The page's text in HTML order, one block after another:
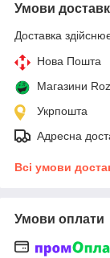
Умови
Доставка
Нова Пошта
Магазини
Укрпошта
Адресна
Всі умови
Умови оплати